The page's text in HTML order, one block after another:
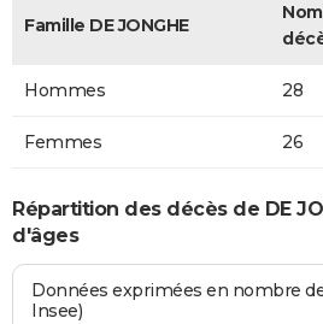
Famille DE JONGHE
Hommes 28
Femmes 26
Répartition des décès de DE
d'âges
Données exprimées en nombre
Insee)